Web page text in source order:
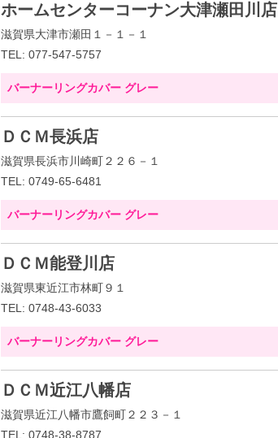
ホームセンターコーナン大津瀬田川店
滋賀県大津市瀬田１－１－１
TEL: 077-547-5757
バーナーリングカバー グレー
ＤＣＭ長浜店
滋賀県長浜市川崎町２２６－１
TEL: 0749-65-6481
バーナーリングカバー グレー
ＤＣＭ能登川店
滋賀県東近江市林町９１
TEL: 0748-43-6033
バーナーリングカバー グレー
ＤＣＭ近江八幡店
滋賀県近江八幡市鷹飼町２２３－１
TEL: 0748-38-8787